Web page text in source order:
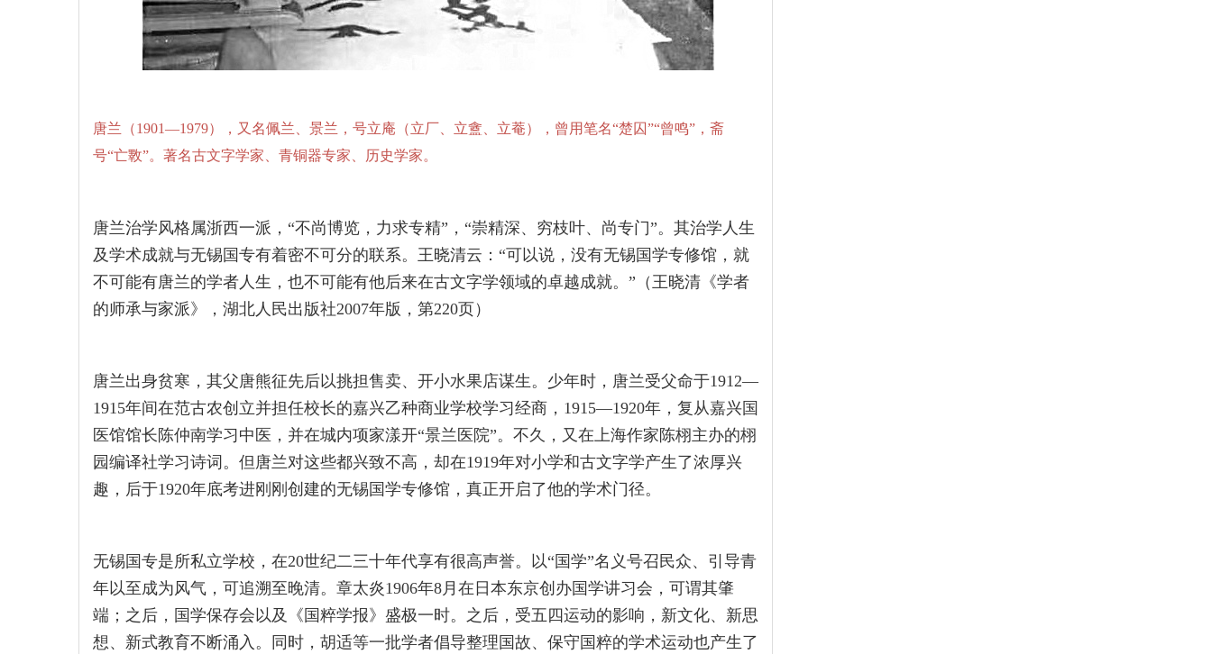
唐兰（1901—1979），又名佩兰、景兰，号立庵（立厂、立盦、立菴），曾用笔名“楚囚”“曾鸣”，斋
号“亡斁”。著名古文字学家、青铜器专家、历史学家。
唐兰治学风格属浙西一派，“不尚博览，力求专精”，“崇精深、穷枝叶、尚专门”。其治学人生
及学术成就与无锡国专有着密不可分的联系。王晓清云：“可以说，没有无锡国学专修馆，就
不可能有唐兰的学者人生，也不可能有他后来在古文字学领域的卓越成就。”（王晓清《学者
的师承与家派》，湖北人民出版社2007年版，第220页）
唐兰出身贫寒，其父唐熊征先后以挑担售卖、开小水果店谋生。少年时，唐兰受父命于1912—
1915年间在范古农创立并担任校长的嘉兴乙种商业学校学习经商，1915—1920年，复从嘉兴国
医馆馆长陈仲南学习中医，并在城内项家漾开“景兰医院”。不久，又在上海作家陈栩主办的栩
园编译社学习诗词。但唐兰对这些都兴致不高，却在1919年对小学和古文字学产生了浓厚兴
趣，后于1920年底考进刚刚创建的无锡国学专修馆，真正开启了他的学术门径。
无锡国专是所私立学校，在20世纪二三十年代享有很高声誉。以“国学”名义号召民众、引导青
年以至成为风气，可追溯至晚清。章太炎1906年8月在日本东京创办国学讲习会，可谓其肇
端；之后，国学保存会以及《国粹学报》盛极一时。之后，受五四运动的影响，新文化、新思
想、新式教育不断涌入。同时，胡适等一批学者倡导整理国故、保守国粹的学术运动也产生了